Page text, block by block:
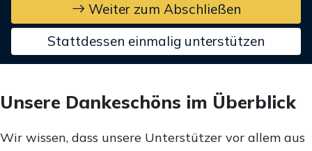
Weiter zum Abschließen
Stattdessen einmalig unterstützen
Unsere Dankeschöns im Überblick
Wir wissen, dass unsere Unterstützer vor allem aus